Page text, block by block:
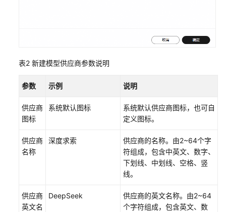
系
权
表2 新建模型供应商参数说明
参数 示例 说明
供应商
图标
系统默认图标
系统默认供应商图标，也可自
定义图标。
供应商
名称
深度求索
供应商的名称。由2~64个字
符组成，包含中英文、数字、
下划线、中划线、空格、竖
线。
供应商
英文名
DeepSeek
供应商的英文名称。由2~64
个字符组成，包含英文、数